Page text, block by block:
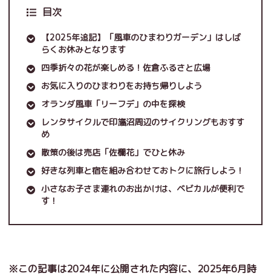
目次
【2025年追記】「風車のひまわりガーデン」はしば
らくお休みとなります
四季折々の花が楽しめる！佐倉ふるさと広場
お気に入りのひまわりをお持ち帰りしよう
オランダ風車「リーフデ」の中を探検
レンタサイクルで印旛沼周辺のサイクリングもおすす
め
散策の後は売店「佐欄花」でひと休み
好きな列車と宿を組み合わせておトクに旅行しよう！
小さなお子さま連れのお出かけは、ベビカルが便利で
す！
※この記事は2024年に公開された内容に、2025年6月時